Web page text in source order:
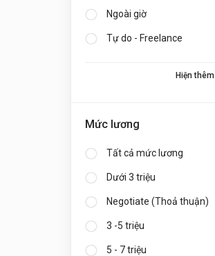
Ngoài giờ
Tự do - Freelance
Hiện thêm
Mức lương
Tất cả mức lương
Dưới 3 triệu
Negotiate (Thoả thuận)
3 -5 triệu
5 - 7 triệu